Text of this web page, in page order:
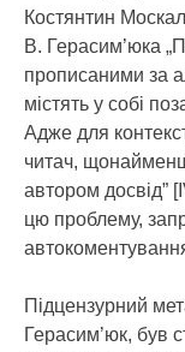
Костянтин
В. Герасим’юка
прописаними за
містять у собі
Адже для
читач,
автором досвід”
цю проблему,
Підцензурний
Герасим’юк, був